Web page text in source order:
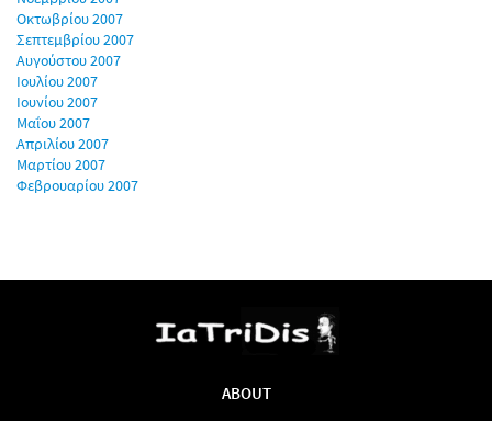
Οκτωβρίου 2007
Σεπτεμβρίου 2007
Αυγούστου 2007
Ιουλίου 2007
Ιουνίου 2007
Μαΐου 2007
Απριλίου 2007
Μαρτίου 2007
Φεβρουαρίου 2007
ABOUT